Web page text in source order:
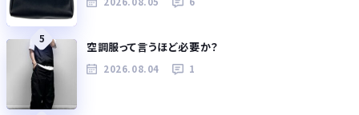
5
空調服って言うほど必要か？
2026.08.04 1